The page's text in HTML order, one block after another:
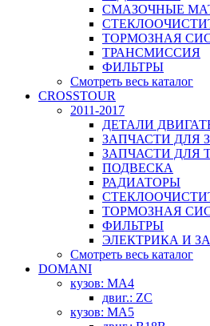
СМАЗОЧНЫЕ
ТОРМОЗНАЯ
ТРАНСМИССИЯ
ФИЛЬТРЫ
Смотреть весь каталог
CROSSTOUR
2011-2017
ДЕТАЛИ
ЗАПЧАСТИ ДЛЯ
ЗАПЧАСТИ ДЛЯ
ПОДВЕСКА
РАДИАТОРЫ
ТОРМОЗНАЯ
ФИЛЬТРЫ
ЭЛЕКТРИКА И
Смотреть весь каталог
DOMANI
кузов: MA4
двиг.: ZC
кузов: MA5